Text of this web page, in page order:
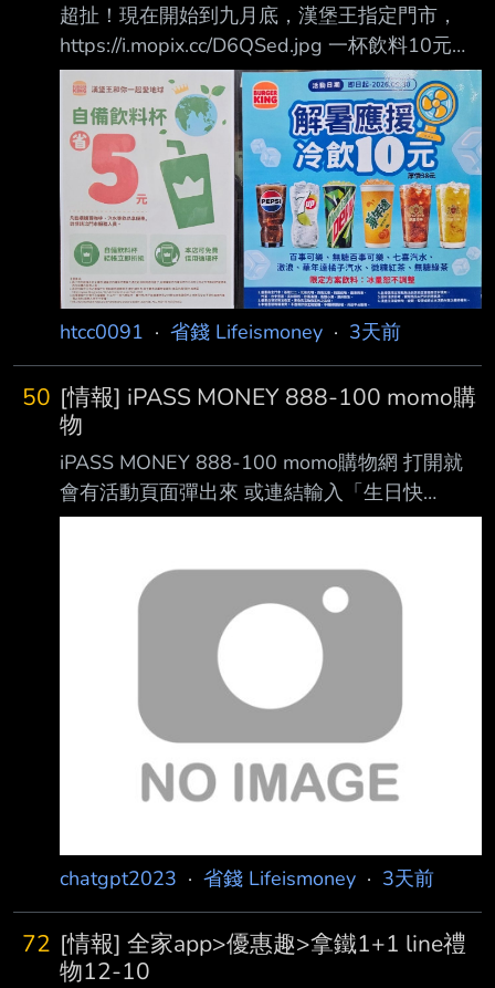
超扯！現在開始到九月底，漢堡王指定門市，
https://i.mopix.cc/D6QSed.jpg 一杯飲料10元，
憑環保杯還可以折5元！
https://i.mopix.cc/rEpKLq.jpg 購買成功紀錄 --
現在泰國的肯德基也是一杯喝到飽 我也聽說
2330當時才233 但我去的門市不在那上面，還
是有張貼優惠 以前真的有嗎？ 認真說漢堡王的
紅茶、綠茶都很好喝 流浪到淡水 10元也可以續
杯嗎！ 對啊，有在特價名單裡面我也是很意外
真的，請客也可以買這個 應該可以跟店員說 去
便利商店買冰塊杯都超過
htcc0091 · 省錢 Lifeismoney · 3天前
50 [情報] iPASS MONEY 888-100 momo購
物
iPASS MONEY 888-100 momo購物網 打開就
會有活動頁面彈出來 或連結輸入「生日快
樂」： https://lurl.cc/tQKoGJ 留意使用期限
chatgpt2023 · 省錢 Lifeismoney · 3天前
72 [情報] 全家app>優惠趣>拿鐵1+1 line禮
物12-10